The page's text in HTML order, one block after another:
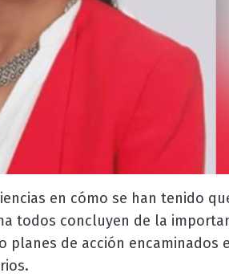
en cómo se han tenido
todos concluyen de la
de acción encaminados